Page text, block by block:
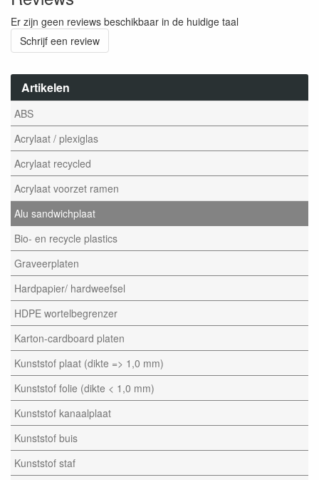
Artikelen
ABS
Acrylaat / plexiglas
Acrylaat recycled
Acrylaat voorzet ramen
Alu sandwichplaat
Bio- en recycle plastics
Graveerplaten
Hardpapier/ hardweefsel
HDPE wortelbegrenzer
Karton-cardboard platen
Kunststof plaat (dikte => 1,0 mm)
Kunststof folie (dikte < 1,0 mm)
Kunststof kanaalplaat
Kunststof buis
Kunststof staf
Er zijn geen reviews beschikbaar in de huidige taal
Schrijf een review